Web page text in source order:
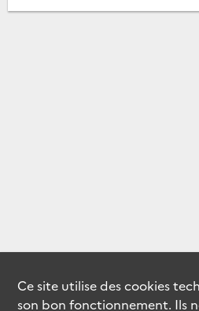
Ce site utilise descookies
son bon fonctionnement. Ils